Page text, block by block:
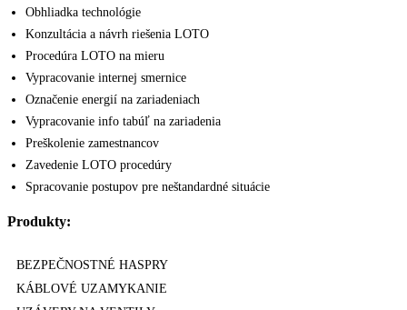
Obhliadka technológie
Konzultácia a návrh riešenia LOTO
Procedúra LOTO na mieru
Vypracovanie internej smernice
Označenie energií na zariadeniach
Vypracovanie info tabúľ na zariadenia
Preškolenie zamestnancov
Zavedenie LOTO procedúry
Spracovanie postupov pre neštandardné situácie
Produkty:
BEZPEČNOSTNÉ HASPRY
KÁBLOVÉ UZAMYKANIE